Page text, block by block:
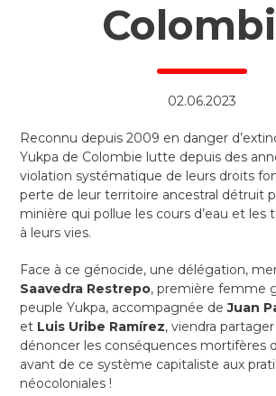
02.06.2023
Reconnu depuis 2009 en danger
Yukpa de Colombie lutte depuis des
violation systématique de leurs droits
perte de leur territoire ancestral détruit
minière qui pollue les cours d’eau et les
à leurs vies.
Face à ce génocide, une délégation,
Saavedra Restrepo, première femme
peuple Yukpa, accompagnée deJuan
et Luis Uribe Ramírez, viendra
dénoncer les conséquences mortifères
avant de ce système capitaliste aux
néocoloniales !